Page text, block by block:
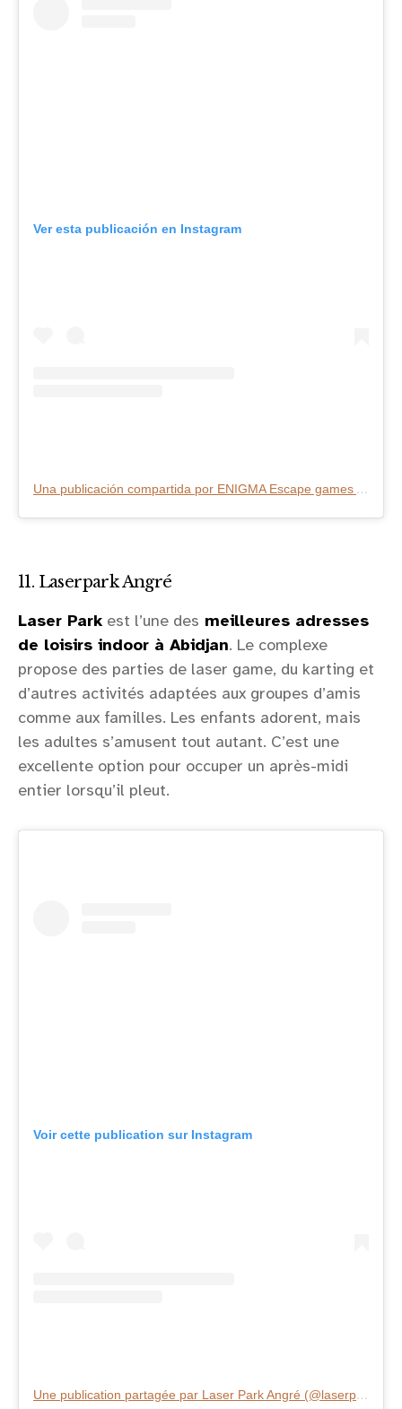
Ver esta publicación en Instagram
Una publicación compartida por ENIGMA Escape games Abidjan 🗝️ (@enigma.ci)
11. Laserpark Angré
Laser Park est l’une des meilleures adresses
de loisirs indoor à Abidjan. Le complexe
propose des parties de laser game, du karting et
d’autres activités adaptées aux groupes d’amis
comme aux familles. Les enfants adorent, mais
les adultes s’amusent tout autant. C’est une
excellente option pour occuper un après-midi
entier lorsqu’il pleut.
Voir cette publication sur Instagram
Une publication partagée par Laser Park Angré (@laserpark.angre)